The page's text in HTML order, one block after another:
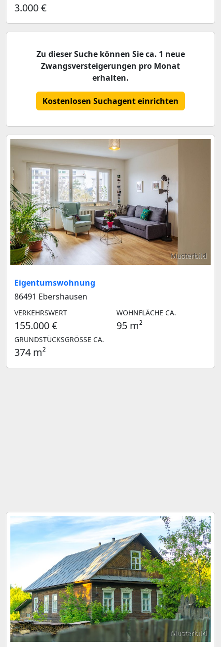
3.000 €
Zu dieser Suche können Sie ca. 1 neue
Zwangsversteigerungen pro Monat
erhalten.
Kostenlosen Suchagent einrichten
Musterbild
Eigentumswohnung
86491 Ebershausen
VERKEHRSWERT
155.000 €
WOHNFLÄCHE CA.
95 m²
GRUNDSTÜCKSGRÖSSE CA.
374 m²
Musterbild